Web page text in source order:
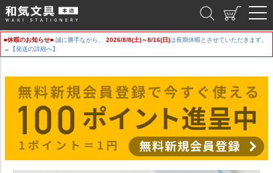
■休暇のお知らせ■ 誠に勝手ながら、 2026/8/8(土)～8/16(日)は長期休暇とさせていただきます。
→【発送の詳細へ】